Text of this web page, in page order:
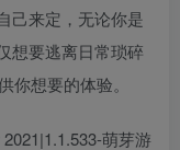
己来定，无论你是
想要逃离日常琐碎
你想要的体验。